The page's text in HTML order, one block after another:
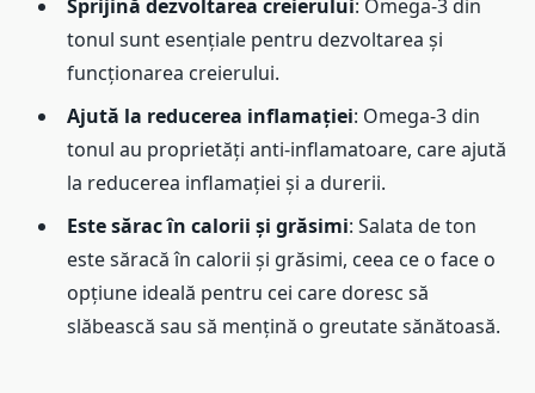
Sprijină dezvoltarea creierului: Omega-3 din
tonul sunt esențiale pentru dezvoltarea și
funcționarea creierului.
Ajută la reducerea inflamației: Omega-3 din
tonul au proprietăți anti-inflamatoare, care ajută
la reducerea inflamației și a durerii.
Este sărac în calorii și grăsimi: Salata de ton
este săracă în calorii și grăsimi, ceea ce o face o
opțiune ideală pentru cei care doresc să
slăbească sau să mențină o greutate sănătoasă.